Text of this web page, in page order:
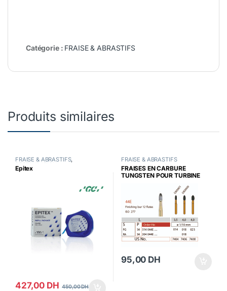
Catégorie : FRAISE & ABRASTIFS
Produits similaires
FRAISE & ABRASTIFS,
RESTAURATION
Epitex
427,00 DH 450,00DH
FRAISE & ABRASTIFS
FRAISES EN CARBURE
TUNGSTEN POUR TURBINE
95,00 DH